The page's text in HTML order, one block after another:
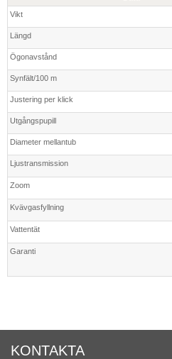
Vikt
Längd
Ögonavstånd
Synfält/100 m
Justering per klick
Utgångspupill
Diameter mellantub
Ljustransmission
Zoom
Kvävgasfyllning
Vattentät
Garanti
KONTAKTA